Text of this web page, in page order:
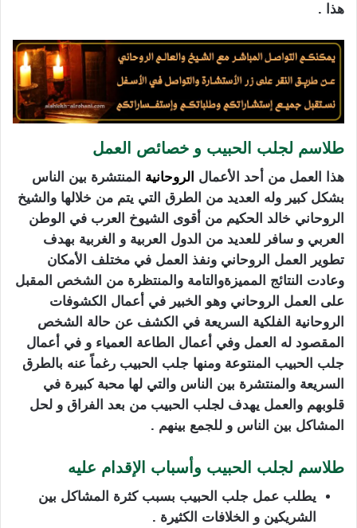
هذا .
طلاسم لجلب الحبيب و خصائص العمل
هذا العمل من أحد الأعمال الروحانية المنتشرة بين الناس
بشكل كبير وله العديد من الطرق التي يتم من خلالها والشيخ
الروحاني خالد الحكيم من أقوى الشيوخ العرب في الوطن
العربي و سافر للعديد من الدول العربية و الغربية بهدف
تطوير العمل الروحاني ونفذ العمل في مختلف الأمكان
وعادت النتائج المميزةوالتامة والمنتظرة من الشخص المقبل
على العمل الروحاني وهو الخبير في أعمال الكشوفات
الروحانية الفلكية السريعة في الكشف عن حالة الشخص
المقصود له العمل وفي أعمال الطاعة العمياء و في أعمال
جلب الحبيب المنتوعة ومنها جلب الحبيب رغماً عنه بالطرق
السريعة والمنتشرة بين الناس والتي لها محبة كبيرة في
قلوبهم والعمل يهدف لجلب الحبيب من بعد الفراق و لحل
المشاكل بين الناس و للجمع بينهم .
طلاسم لجلب الحبيب وأسباب الإقدام عليه
يطلب عمل جلب الحبيب بسبب كثرة المشاكل بين
الشريكين و الخلافات الكثيرة .